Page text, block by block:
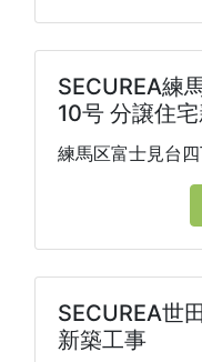
SECUREA練
10号 分譲住
練馬区富士見台
SECUREA世
新築工事